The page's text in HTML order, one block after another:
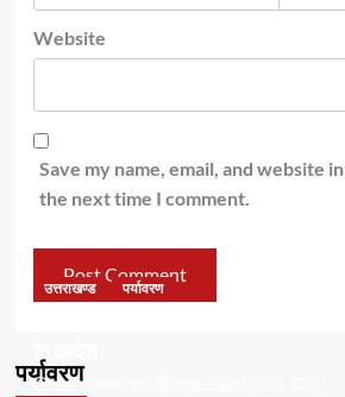
Website
Save my name, email, and website
the next time I comment.
पर्यावरण
उत्तराखण्ड पर्यावरण
के आदेश
टीम राष्ट्र संत न्यूज